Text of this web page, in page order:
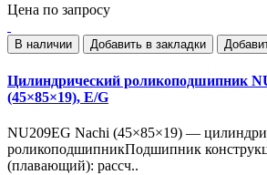
Цена по запросу
В наличии Добавить в закладки
Цилиндрический роликоподшипник
(45×85×19), E/G
NU209EG Nachi (45×85×19) —
роликоподшипникПодшипник
(плавающий): рассч..